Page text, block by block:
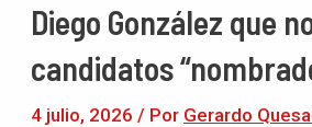
Diego González que
candidatos
4 julio, 2026 / Por Gerardo